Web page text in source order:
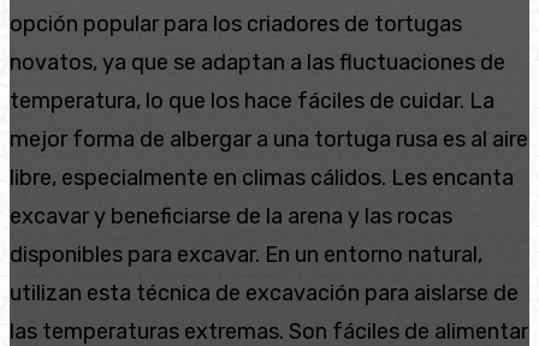
opción popular para los criadores de tortugas
novatos, ya que se adaptan a las fluctuaciones de
temperatura, lo que los hace fáciles de cuidar. La
mejor forma de albergar a una tortuga rusa es al aire
libre, especialmente en climas cálidos. Les encanta
excavar y beneficiarse de la arena y las rocas
disponibles para excavar. En un entorno natural,
utilizan esta técnica de excavación para aislarse de
las temperaturas extremas. Son fáciles de alimentar